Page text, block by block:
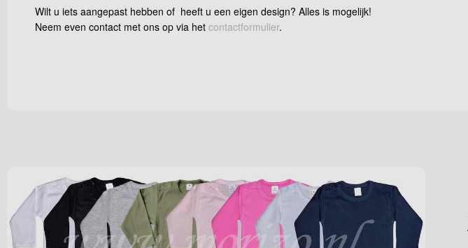
Wilt u iets aangepast hebben of heeft u een eigen design? Alles is mogelijk!
Neem even contact met ons op via het contactformulier.